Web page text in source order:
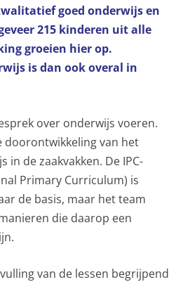
goed onderwijs en
215 kinderen uit alle
groeien hier op.
is dan ook overal in
over onderwijs voeren.
doorontwikkeling van het
in de zaakvakken. De IPC-
Primary Curriculum) is
de basis, maar het team
die daarop een
van de lessen begrijpend